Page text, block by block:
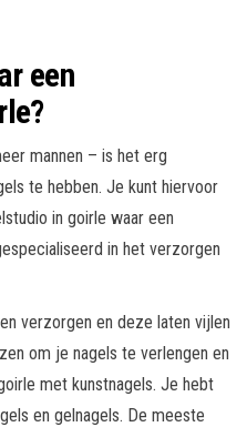
een
mannen – is het erg
te hebben. Je kunt hiervoor
in goirle waar een
in het verzorgen
verzorgen en deze laten vijlen
om je nagels te verlengen en
met kunstnagels. Je hebt
en gelnagels. De meeste